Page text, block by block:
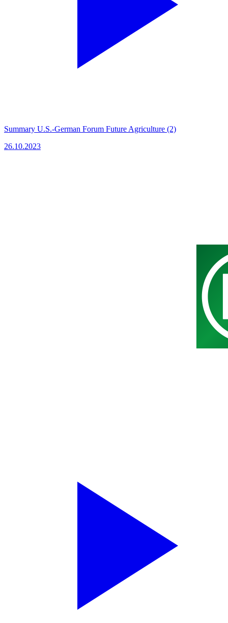
Summary U.S.-German Forum Future Agriculture (2)
26.10.2023